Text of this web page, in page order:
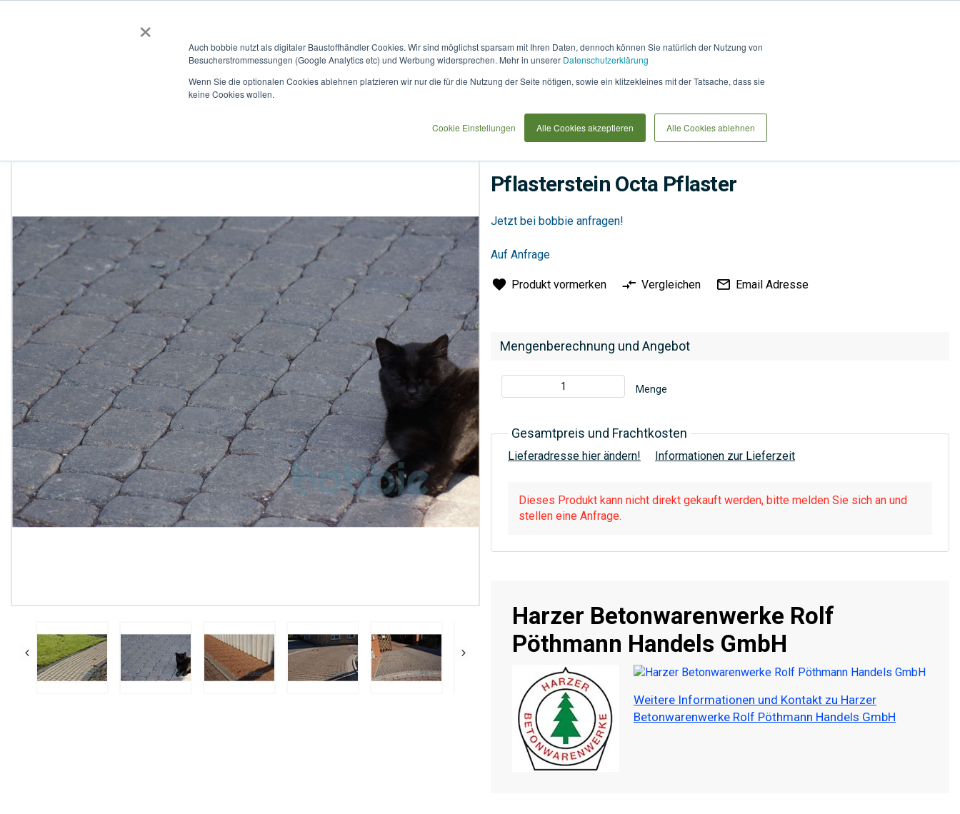
×
Auch bobbie nutzt als digitaler Baustoffhändler Cookies. Wir sind möglichst sparsam mit Ihren Daten, dennoch können Sie natürlich der Nutzung von
Besucherstrommessungen (Google Analytics etc) und Werbung widersprechen. Mehr in unserer Datenschutzerklärung
Wenn Sie die optionalen Cookies ablehnen platzieren wir nur die für die Nutzung der Seite nötigen, sowie ein klitzekleines mit der Tatsache, dass sie
keine Cookies wollen.
Cookie Einstellungen Alle Cookies akzeptieren Alle Cookies ablehnen
BOBBIEVERSUM
it
Ende
Pflasterstein Octa Pflaster
Mengenberechnung und Angebot
Menge
Gesamtpreis und Frachtkosten
Lieferadresse hier ändern! Informationen zur Lieferzeit
Dieses Produkt kann nicht direkt gekauft werden, bitte melden Sie sich an und
stellen eine Anfrage.
Harzer Betonwarenwerke Rolf
Pöthmann Handels GmbH
Weitere Informationen und Kontakt zu Harzer
Betonwarenwerke Rolf Pöthmann Handels GmbH
Jetzt bei bobbie anfragen!
Auf Anfrage
Produkt vormerken Vergleichen Email Adresse